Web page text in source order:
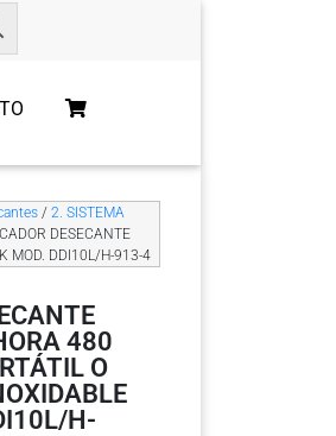
/2. SISTEMA
DESECANTE
MOD. DDI10L/H-913-4
480
O
H-